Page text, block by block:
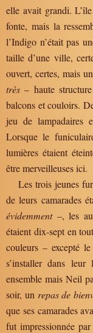
elle avait grandi.
fonte, mais la
l’Indigo n’était pas
taille d’une ville,
ouvert, certes, mais
très– haute
balcons et couloirs.
jeu de lampadaires
Lorsque le
lumières étaient
être merveilleuses ici.
Les trois jeunes
de leurs camarades
évidemment –, les
étaient dix-sept en
couleurs – excepté
s’installer dans
ensemble mais Neil
soir, un repas de
que ses camarades
fut impressionnée